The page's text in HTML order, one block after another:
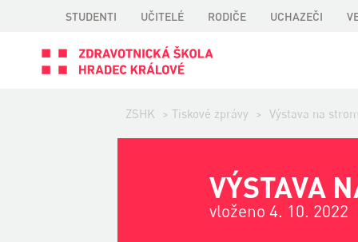
STUDENTI UČITELÉ RODIČE UCHAZEČI
ZSHK > Tiskové zprávy > Výstava na
VÝSTAVA
vloženo 4. 10. 2022